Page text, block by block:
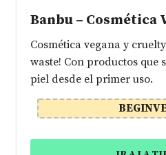
Banbu – Cosmética
Cosmética vegana y
waste! Con productos que
piel desde el primer uso.